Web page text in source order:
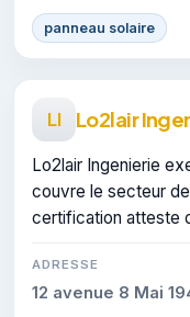
panneau solaire
LI Lo2lair
Lo2lair Ingenierie
couvre le secteur
certification atteste
ADRESSE
12 avenue 8 Mai